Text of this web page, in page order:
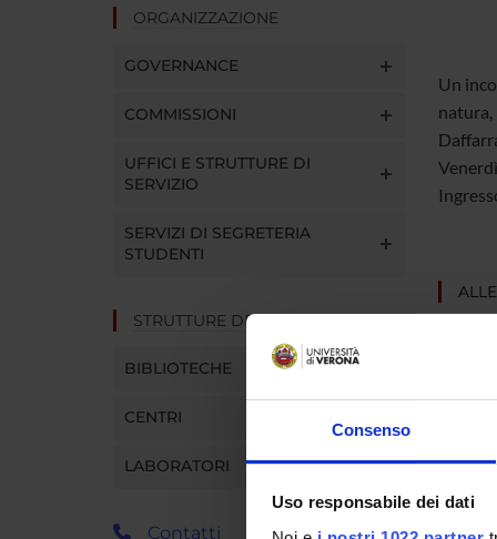
Consenso
Uso responsabile dei dati
ORGANIZZAZIONE
GOVERNANCE
COMMISSIONI
UFFICI E STRUTTURE DI
SERVIZIO
SERVIZI DI SEGRETERIA
STUDENTI
STRUTTURE DEL DIPARTIMENTO
BIBLIOTECHE
CENTRI
LABORATORI
Contatti
Un
natura,